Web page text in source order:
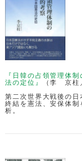
『日韓の占領管理体
法の定位』
（李 京柱
第二次世界大戦後の日
終結を憲法、安保体
析。